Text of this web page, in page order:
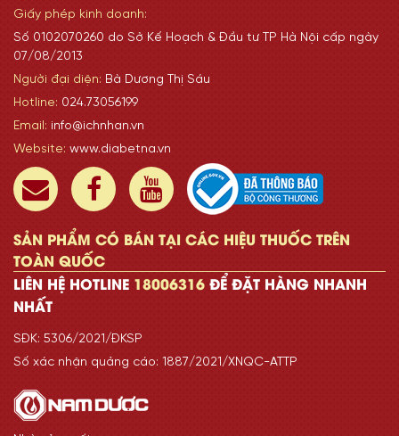
Giấy phép kinh doanh:
Số 0102070260 do Sở Kế Hoạch & Đầu tư TP Hà Nội cấp ngày
07/08/2013
Người đại diện: Bà Dương Thị Sáu
Hotline: 024.73056199
Email: info@ichnhan.vn
Website: www.diabetna.vn
SẢN PHẨM CÓ BÁN TẠI CÁC HIỆU THUỐC TRÊN
TOÀN QUỐC
LIÊN HỆ HOTLINE 18006316 ĐỂ ĐẶT HÀNG NHANH
NHẤT
SĐK: 5306/2021/ĐKSP
Số xác nhận quảng cáo: 1887/2021/XNQC-ATTP